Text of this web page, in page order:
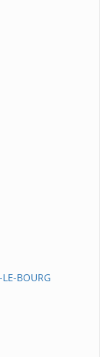
BOURG